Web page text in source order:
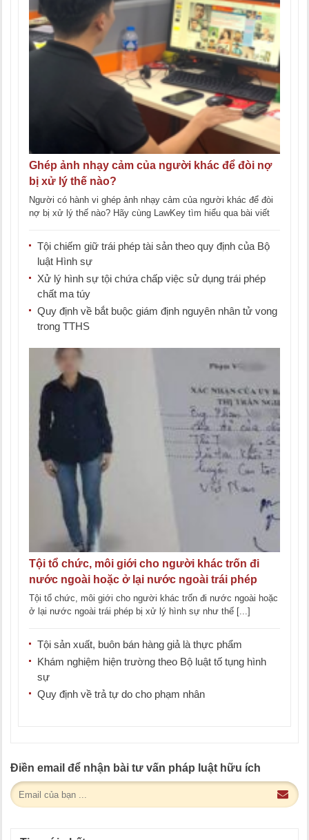
Ghép ảnh nhạy cảm của người khác để đòi nợ
bị xử lý thế nào?
Người có hành vi ghép ảnh nhạy cảm của người khác để đòi
nợ bị xử lý thế nào? Hãy cùng LawKey tìm hiểu qua bài viết
Tội chiếm giữ trái phép tài sản theo quy định của Bộ
luật Hình sự
Xử lý hình sự tội chứa chấp việc sử dụng trái phép
chất ma túy
Quy định về bắt buộc giám định nguyên nhân tử vong
trong TTHS
Tội tổ chức, môi giới cho người khác trốn đi
nước ngoài hoặc ở lại nước ngoài trái phép
Tội tổ chức, môi giới cho người khác trốn đi nước ngoài hoặc
ở lại nước ngoài trái phép bị xử lý hình sự như thế [...]
Tội sản xuất, buôn bán hàng giả là thực phẩm
Khám nghiệm hiện trường theo Bộ luật tố tụng hình
sự
Quy định về trả tự do cho phạm nhân
Điền email để nhận bài tư vấn pháp luật hữu ích